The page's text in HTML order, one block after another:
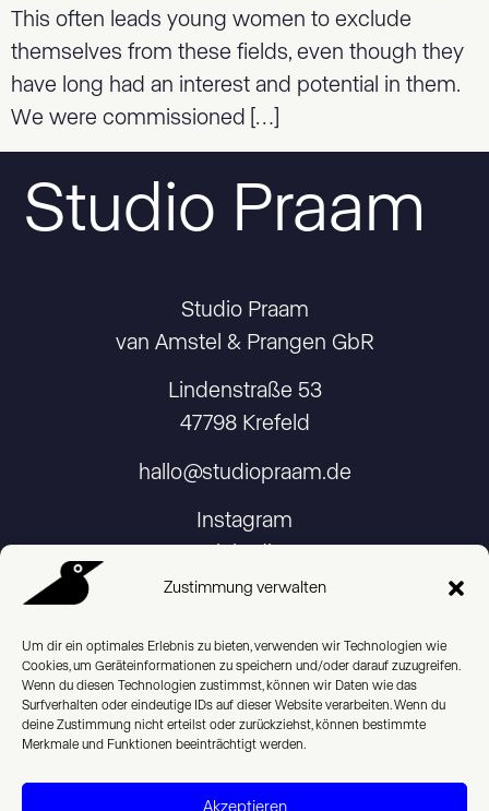
Zustimmung verwalten
Um dir ein optimales Erlebnis zu bieten, verwenden wir Technologien wie
Cookies, um Geräteinformationen zu speichern und/oder darauf zuzugreifen.
Wenn du diesen Technologien zustimmst, können wir Daten wie das
Surfverhalten oder eindeutige IDs auf dieser Website verarbeiten. Wenn du
deine Zustimmung nicht erteilst oder zurückziehst, können bestimmte
Merkmale und Funktionen beeinträchtigt werden.
Akzeptieren
This often leads young women to exclude
themselves from these fields, even though they
have long had an interest and potential in them.
We were commissioned […]
Studio Praam
Studio Praam
van Amstel & Prangen GbR
Lindenstraße 53
47798 Krefeld
hallo@studiopraam.de
Instagram
Imprint
Privacy Policy
Cookie Policy (EU)